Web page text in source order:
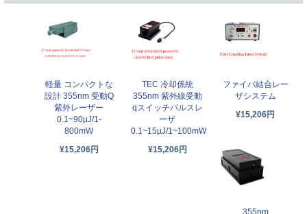
軽量 コンパクトな
設計 355nm 受動Q
紫外レーザー
0.1~90µJ/1-
800mW
¥15,206円
TEC 冷却係統
355nm 紫外線受動
qスイッチパルスレ
ーザ
0.1~15µJ/1~100mW
¥15,206円
ファイバ結合レー
ザシステム
¥15,206円
355nm